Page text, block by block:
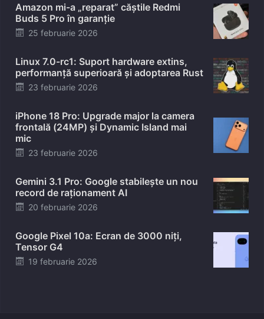
Amazon mi-a „reparat” căștile Redmi
Buds 5 Pro în garanție
Posted
25 februarie 2026
Linux 7.0-rc1: Suport hardware extins,
performanță superioară și adoptarea Rust
Posted
23 februarie 2026
iPhone 18 Pro: Upgrade major la camera
frontală (24MP) și Dynamic Island mai
mic
Posted
23 februarie 2026
Gemini 3.1 Pro: Google stabilește un nou
record de raționament AI
Posted
20 februarie 2026
Google Pixel 10a: Ecran de 3000 niți,
Tensor G4
Posted
19 februarie 2026